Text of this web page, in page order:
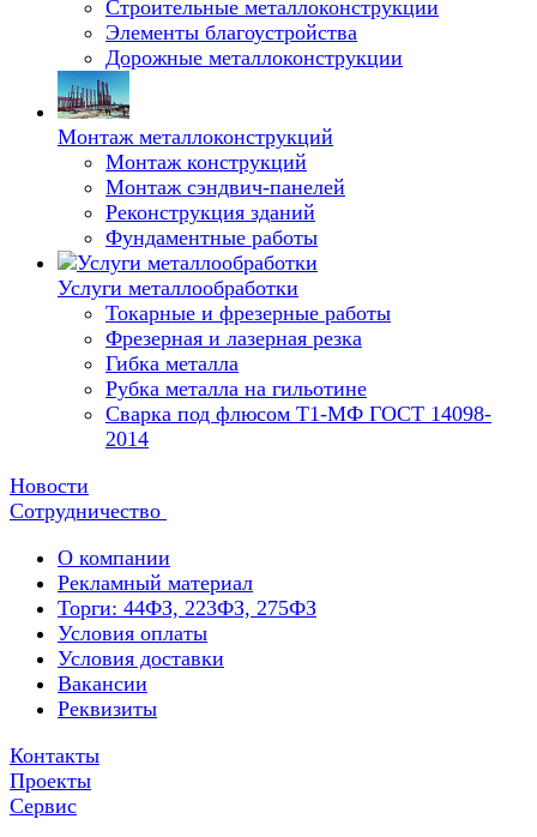
Строительные металлоконструкции
Элементы благоустройства
Дорожные металлоконструкции
Монтаж металлоконструкций
Монтаж конструкций
Монтаж сэндвич-панелей
Реконструкция зданий
Фундаментные работы
Услуги металлообработки
Токарные и фрезерные работы
Фрезерная и лазерная резка
Гибка металла
Рубка металла на гильотине
Сварка под флюсом Т1-МФ ГОСТ 14098-
2014
Новости
Сотрудничество
О компании
Рекламный материал
Торги: 44ФЗ, 223ФЗ, 275ФЗ
Условия оплаты
Условия доставки
Вакансии
Реквизиты
Контакты
Проекты
Сервис